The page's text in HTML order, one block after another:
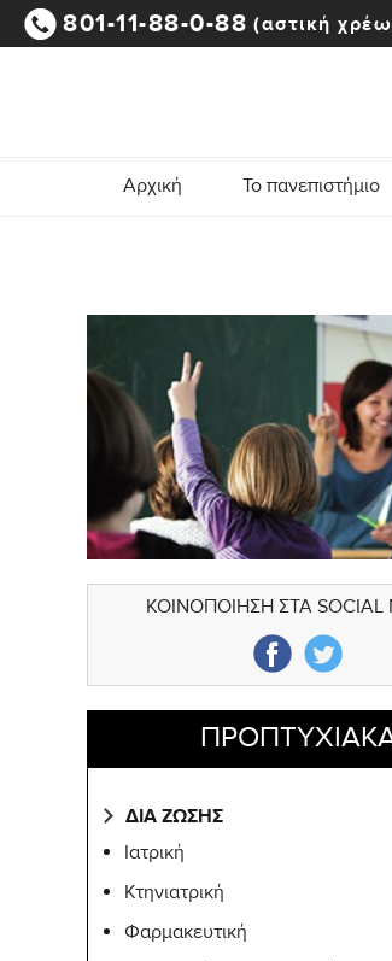
801-11-88-0-88 (αστική
Αρχική Το πανεπιστήμιο
ΚΟΙΝΟΠΟΙΗΣΗ ΣΤΑ SOCIAL
ΔΙΑ ΖΩΣΗΣ
Ιατρική
Κτηνιατρική
Φαρμακευτική